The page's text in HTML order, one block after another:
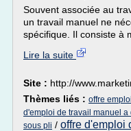
Souvent associée au
un travail manuel ne
spécifique. Il consiste à
Lire la suite
Site : http://
Thèmes liés : offre
d'emploi de travail manuel a
sous pli / offre d'emploi